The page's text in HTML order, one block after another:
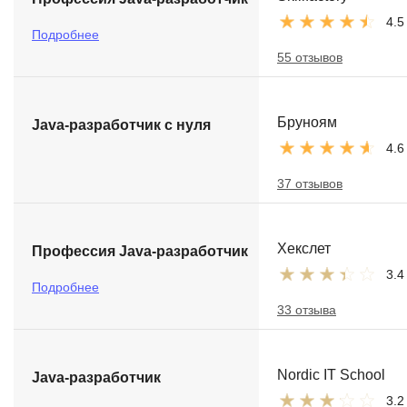
Подробнее
4.5
55 отзывов
Java-разработчик с нуля Бруноям
4.6
37 отзывов
Профессия Java-разработчик
Подробнее
Хекслет
3.4
33 отзыва
Java-разработчик Nordic IT School
3.2